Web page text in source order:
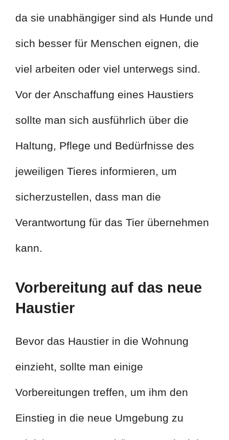
da sie unabhängiger sind als Hunde und
sich besser für Menschen eignen, die
viel arbeiten oder viel unterwegs sind.
Vor der Anschaffung eines Haustiers
sollte man sich ausführlich über die
Haltung, Pflege und Bedürfnisse des
jeweiligen Tieres informieren, um
sicherzustellen, dass man die
Verantwortung für das Tier übernehmen
kann.
Vorbereitung auf das neue
Haustier
Bevor das Haustier in die Wohnung
einzieht, sollte man einige
Vorbereitungen treffen, um ihm den
Einstieg in die neue Umgebung zu